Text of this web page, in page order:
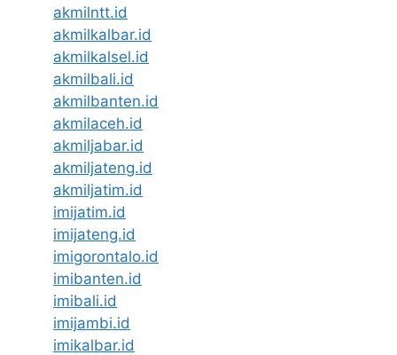
akmilntt.id
akmilkalbar.id
akmilkalsel.id
akmilbali.id
akmilbanten.id
akmilaceh.id
akmiljabar.id
akmiljateng.id
akmiljatim.id
imijatim.id
imijateng.id
imigorontalo.id
imibanten.id
imibali.id
imijambi.id
imikalbar.id